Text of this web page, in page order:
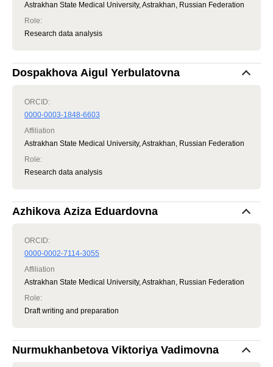
Astrakhan State Medical University, Astrakhan, Russian Federation
Role:
Research data analysis
Dospakhova Aigul Yerbulatovna
ORCID:
0000-0003-1848-6603
Affiliation
Astrakhan State Medical University, Astrakhan, Russian Federation
Role:
Research data analysis
Azhikova Aziza Eduardovna
ORCID:
0000-0002-7114-3055
Affiliation
Astrakhan State Medical University, Astrakhan, Russian Federation
Role:
Draft writing and preparation
Nurmukhanbetova Viktoriya Vadimovna